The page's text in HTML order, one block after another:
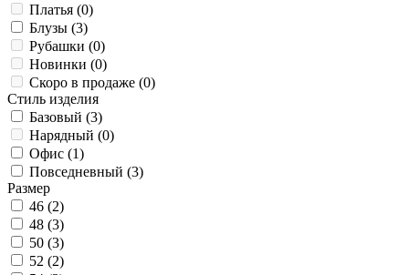
Платья (0)
Блузы (3)
Рубашки (0)
Новинки (0)
Скоро в продаже (0)
Стиль изделия
Базовый (3)
Нарядный (0)
Офис (1)
Повседневный (3)
Размер
46 (2)
48 (3)
50 (3)
52 (2)